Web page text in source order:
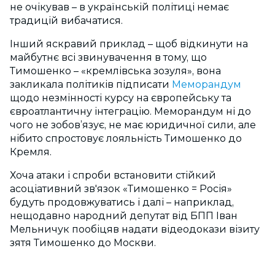
не очікував – в українській політиці немає
традицій вибачатися.
Інший яскравий приклад – щоб відкинути на
майбутнє всі звинувачення в тому, що
Тимошенко – «кремлівська зозуля», вона
закликала політиків підписати Меморандум
щодо незмінності курсу на європейську та
євроатлантичну інтеграцію. Меморандум ні до
чого не зобов’язує, не має юридичної сили, але
нібито спростовує лояльність Тимошенко до
Кремля.
Хоча атаки і спроби встановити стійкий
асоціативний зв'язок «Тимошенко = Росія»
будуть продовжуватись і далі – наприклад,
нещодавно народний депутат від БПП Іван
Мельничук пообіцяв надати відеодокази візиту
зятя Тимошенко до Москви.